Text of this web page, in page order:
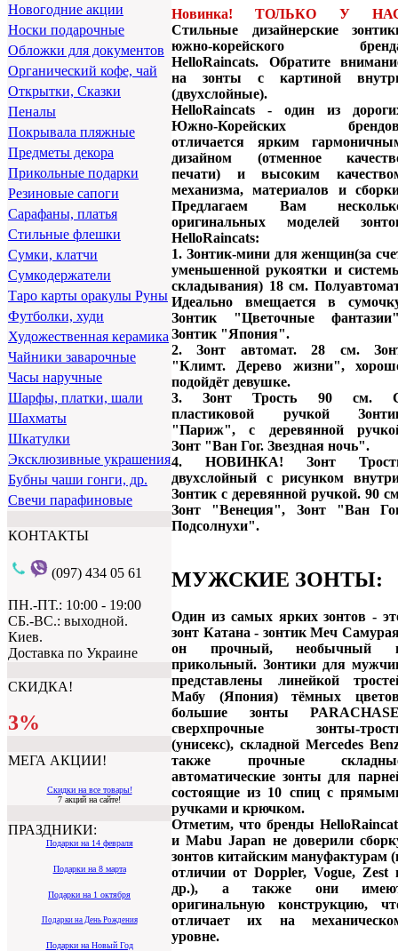
Новогодние акции
Носки подарочные
Обложки для документов
Органический кофе, чай
Открытки, Сказки
Пеналы
Покрывала пляжные
Предметы декора
Прикольные подарки
Резиновые сапоги
Сарафаны, платья
Стильные флешки
Сумки, клатчи
Сумкодержатели
Таро карты оракулы Руны
Футболки, худи
Художественная керамика
Чайники заварочные
Часы наручные
Шарфы, платки, шали
Шахматы
Шкатулки
Эксклюзивные украшения
Бубны чаши гонги, др.
Свечи парафиновые
КОНТАКТЫ
(097) 434 05 61
ПН.-ПТ.: 10:00 - 19:00
СБ.-ВС.: выходной.
Киев.
Доставка по Украине
СКИДКА!
3%
МЕГА АКЦИИ!
Скидки на все товары!
7 акций на сайте!
ПРАЗДНИКИ:
Подарки на 14 февраля
Подарки на 8 марта
Подарки на 1 октября
Подарки на День Рождения
Подарки на Новый Год
Новинка! ТОЛЬКО У
Стильные дизайнерские
южно-корейского
HelloRaincats. Обратите
на зонты с картиной
(двухслойные).
HelloRaincats - один из
Южно-Корейских
отличается ярким
дизайном (отменное
печати) и высоким
механизма, материалов и
Предлагаем Вам
оригинальных моделей
HelloRaincats:
1. Зонтик-мини для женщин(за
уменьшенной рукоятки и
складывания) 18 см.
Идеально вмещается в
Зонтик "Цветочные
Зонтик "Япония".
2. Зонт автомат. 28 см.
"Климт. Дерево жизни",
подойдёт девушке.
3. Зонт Трость 90 см.
пластиковой ручкой
"Париж", с деревянной
Зонт "Ван Гог. Звездная ночь".
4. НОВИНКА! Зонт
двухслойный с рисунком
Зонтик с деревянной ручкой. 90
Зонт "Венеция", Зонт "Ван
Подсолнухи".
МУЖСКИЕ ЗОНТЫ:
Один из самых ярких зонтов -
зонт Катана - зонтик Меч
он прочный, необычный
прикольный. Зонтики для
представлены линейкой
Мабу (Япония) тёмных
большие зонты
сверхпрочные зонты-
(унисекс), складной Mercedes
также прочные
автоматические зонты для
состоящие из 10 спиц с
ручками и крючком.
Отметим, что бренды
и Mabu Japan не доверили
зонтов китайским мануфактурам
отличии от Doppler, Vogue, Zest
др.), а также они
оригинальную конструкцию,
отличает их на
уровне.